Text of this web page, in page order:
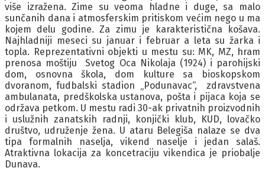
više izražena. Zime su veoma hladne i duge, sa malo
sunčanih dana i atmosferskim pritiskom većim nego u ma
kojem delu godine. Za zimu je karakteristična košava.
Najhladniji meseci su januar i februar a leta su žarka i
topla. Reprezentativni objekti u mestu su: MK, MZ, hram
prenosa moštiju Svetog Oca Nikolaja (1924) i parohijski
dom, osnovna škola, dom kulture sa bioskopskom
dvoranom, fudbalski stadion „Podunavac“, zdravstvena
ambulanata, predškolska ustanova, pošta i pijaca koja se
održava petkom. U mestu radi 30-ak privatnih proizvodnih
i uslužnih zanatskih radnji, konjički klub, KUD, lovačko
društvo, udruženje žena. U ataru Belegiša nalaze se dva
tipa formalnih naselja, vikend naselje i jedan salaš.
Atraktivna lokacija za koncetraciju vikendica je priobalje
Dunava.